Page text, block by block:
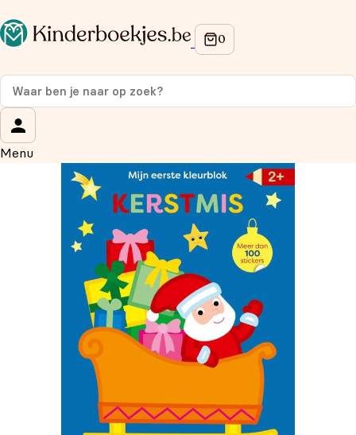
Menu
Op de hoogte blijven van onze acties?
Meld je aan voor onze nieuwsbrief en ontvang
eerste aankoop!
Wat is je voornaam?
Wat is je e-mailadres?
Aanmelden
We gebruiken je gegevens om contact op te nemen, in
overeenstemming met ons
privacybeleid.